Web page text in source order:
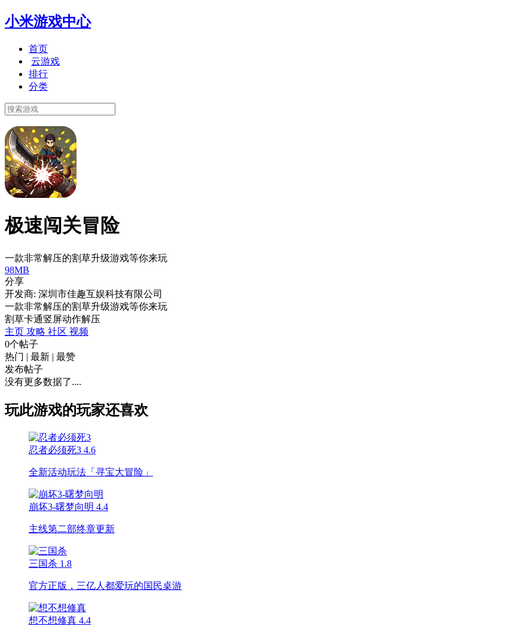
小米游戏中心
首页
云游戏
排行
分类
极速闯关冒险
一款非常解压的割草升级游戏等你来玩
98MB
分享
开发商: 深圳市佳趣互娱科技有限公司
一款非常解压的割草升级游戏等你来玩
割草卡通竖屏动作解压
主页 攻略 社区 视频
0个帖子
热门 | 最新 | 最赞
发布帖子
没有更多数据了....
玩此游戏的玩家还喜欢
忍者必须死3 4.6
全新活动玩法「寻宝大冒险」
崩坏3-曙梦向明 4.4
主线第二部终章更新
三国杀 1.8
官方正版，三亿人都爱玩的国民桌游
想不想修真 4.4